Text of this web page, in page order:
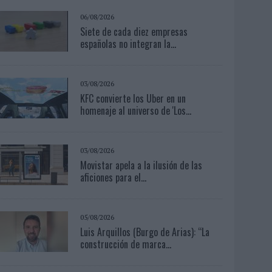
06/08/2026
Siete de cada diez empresas
españolas no integran la...
03/08/2026
KFC convierte los Uber en un
homenaje al universo de 'Los...
03/08/2026
Movistar apela a la ilusión de las
aficiones para el...
05/08/2026
Luis Arquillos (Burgo de Arias): “La
construcción de marca...